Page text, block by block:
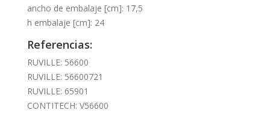
ancho de embalaje [cm]: 17,5
h embalaje [cm]: 24
Referencias:
RUVILLE: 56600
RUVILLE: 56600721
RUVILLE: 65901
CONTITECH: V56600